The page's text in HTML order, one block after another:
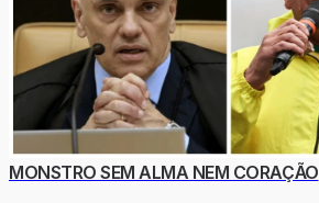
MONSTRO SEM ALMA NEM CORAÇÃO